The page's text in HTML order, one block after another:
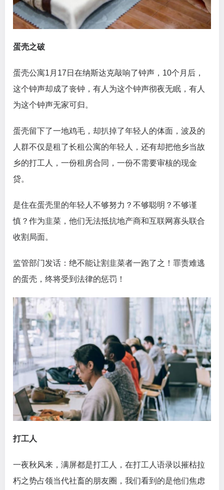
蛋壳之破
蛋壳公寓1月17日在纳斯达克敲响了钟声，10个月后，
这个钟声却成了丧钟，有人为这个钟声彻夜无眠，有人
为这个钟声无家可归。
蛋壳留下了一地鸡毛，却扒掉了年轻人的体面，波及的
人群不仅是租了长租公寓的年轻人，还有却把他乡当故
乡的打工人，一份租房合同，一份不需要审核的现金
贷。
是住在蛋壳里的年轻人不够努力？不够聪明？不够谨
慎？作为韭菜，他们无法抵抗地产商和互联网寡头联合
收割局面。
监管部门发话：绝不能让割韭菜者一跑了之！罪责难逃
的蛋壳，终将受到法律的惩罚！
打工人
一夜秋风来，满屏都是打工人，在打工人语录以摧枯拉
朽之势占领当代社畜的朋友圈，我们看到的是他们焦虑